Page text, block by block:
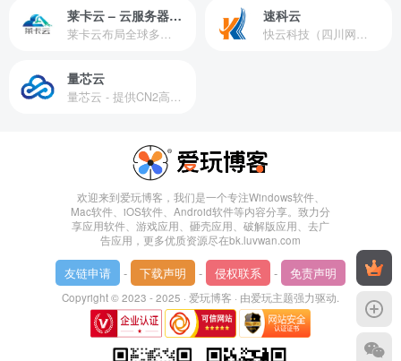
莱卡云 – 云服务器提供商
莱卡云布局全球多个地理区域。提供服务有：境外云服务器、国内云服务器、独立服务器、服务器托管、CDN、SSL证书、游戏服务器等业务。
速科云
快云科技（四川网联快云科技有限公司）成立于2021年，主营互联网业务平台服务提供商。公司专注为用户提供低价高性能云计算产品，致力于云计算应用的易用性开发，并引导云计算在国内普及
量芯云
量芯云 - 提供CN2高速香港美国云服务器&专业高防服务器租用等云服务器供应商
欢迎来到爱玩博客，我们是一个专注Windows软件、
Mac软件、iOS软件、Android软件等内容分享。致力分
享应用软件、游戏应用、砸壳应用、破解版应用、去广
告应用，更多优质资源尽在bk.luvwan.com
友链申请 - 下载声明 - 侵权联系 - 免责声明
Copyright © 2023 - 2025 · 爱玩博客 · 由爱玩主题强力驱动.